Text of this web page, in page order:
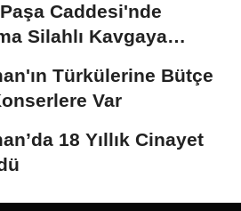
Caddesi'nde
Silahlı Kavgaya
Türkülerine Bütçe
Var
18 Yıllık Cinayet